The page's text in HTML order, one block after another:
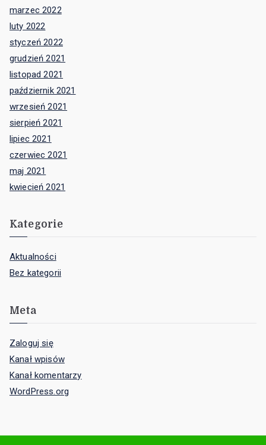
marzec 2022
luty 2022
styczeń 2022
grudzień 2021
listopad 2021
październik 2021
wrzesień 2021
sierpień 2021
lipiec 2021
czerwiec 2021
maj 2021
kwiecień 2021
Kategorie
Aktualności
Bez kategorii
Meta
Zaloguj się
Kanał wpisów
Kanał komentarzy
WordPress.org